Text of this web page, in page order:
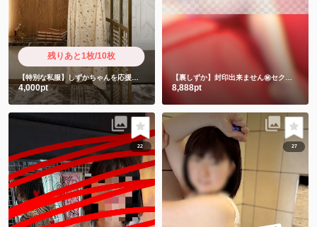
残りあと1枚/10枚
【特別な私服】しずかちゃんを応援したい人限定
4,000pt
【裏しずか】封印出来ません㊙️セクシーチャイナキョンシー
8,888pt
22 27